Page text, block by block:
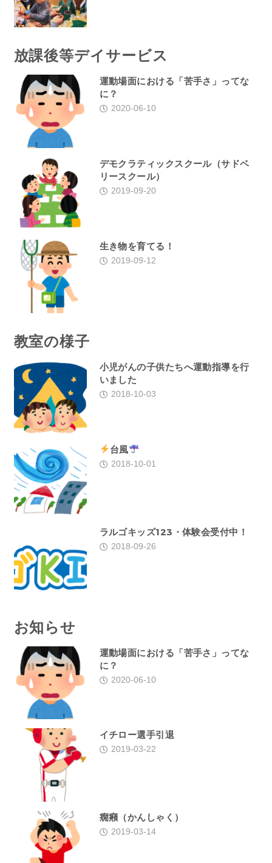
放課後等デイサービス
運動場面における「苦手さ」ってな
に？
2020-06-10
デモクラティックスクール（サドベ
リースクール）
2019-09-20
生き物を育てる！
2019-09-12
教室の様子
小児がんの子供たちへ運動指導を行
いました
2018-10-03
台風
2018-10-01
ラルゴキッズ123・体験会受付中！
2018-09-26
お知らせ
運動場面における「苦手さ」ってな
に？
2020-06-10
イチロー選手引退
2019-03-22
癇癪（かんしゃく）
2019-03-14